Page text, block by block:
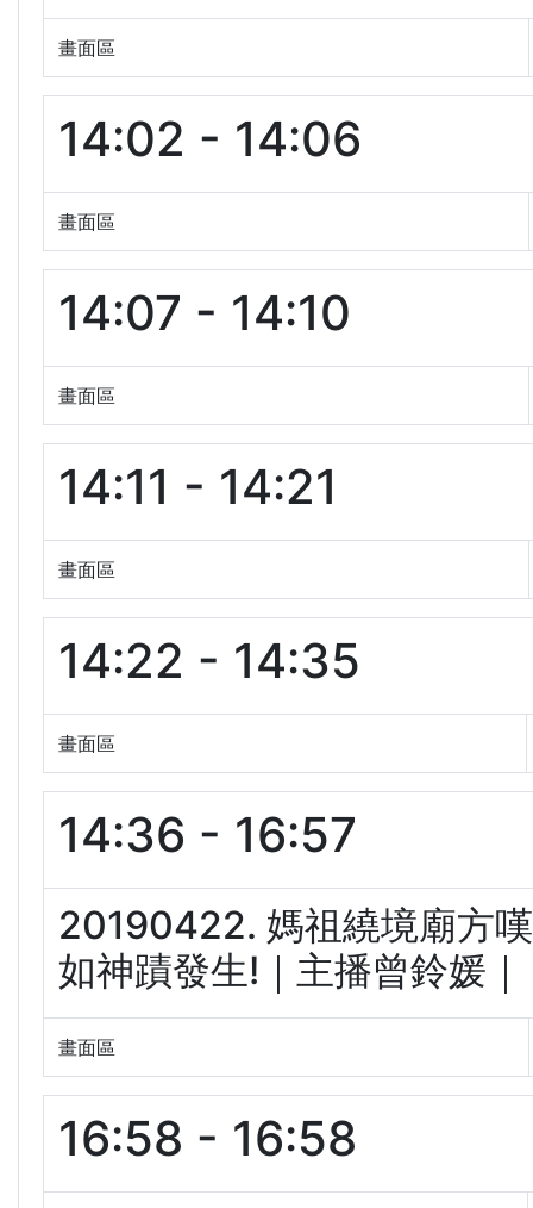
畫面區
14:02 - 14:06
畫面區
14:07 - 14:10
畫面區
14:11 - 14:21
畫面區
14:22 - 14:35
畫面區
14:36 - 16:57
20190422. 媽祖繞境廟方
如神蹟發生!｜主播曾鈴媛
畫面區
16:58 - 16:58